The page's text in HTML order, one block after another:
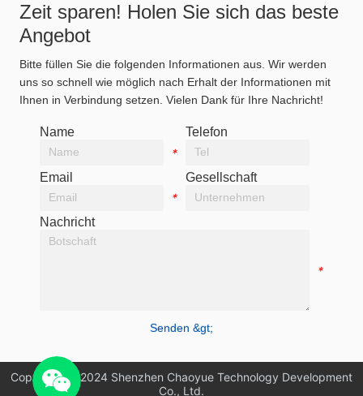
Zeit sparen! Holen Sie sich das beste
Angebot
Bitte füllen Sie die folgenden Informationen aus. Wir werden
uns so schnell wie möglich nach Erhalt der Informationen mit
Ihnen in Verbindung setzen. Vielen Dank für Ihre Nachricht!
Name
*
Telefon
Email
*
Gesellschaft
Nachricht
*
Senden &gt;
Copyright © 2024 Shenzhen Chaoyue Technology Development
Co., Ltd.